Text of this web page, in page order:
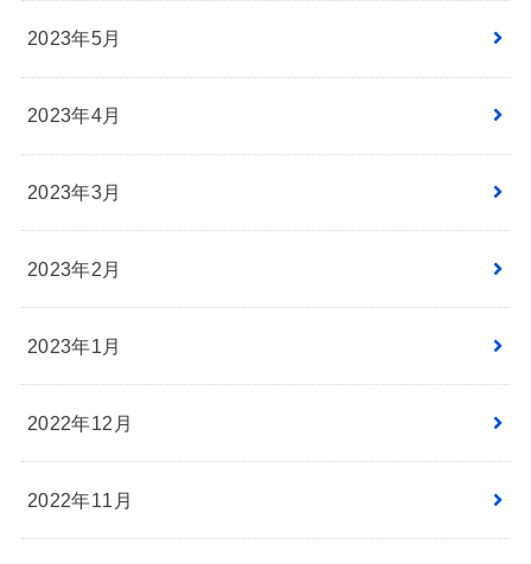
2023年5月
2023年4月
2023年3月
2023年2月
2023年1月
2022年12月
2022年11月